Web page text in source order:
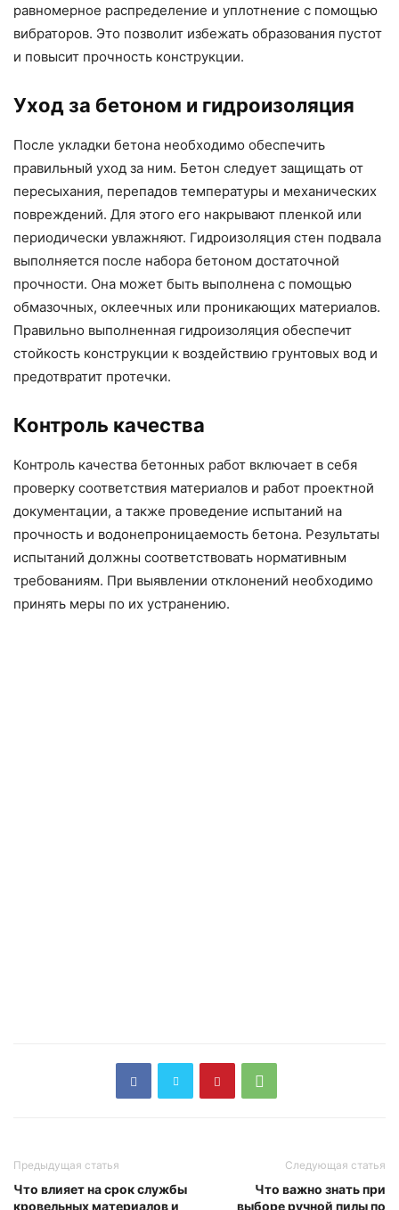
равномерное распределение и уплотнение с помощью
вибраторов. Это позволит избежать образования пустот
и повысит прочность конструкции.
Уход за бетоном и гидроизоляция
После укладки бетона необходимо обеспечить
правильный уход за ним. Бетон следует защищать от
пересыхания, перепадов температуры и механических
повреждений. Для этого его накрывают пленкой или
периодически увлажняют. Гидроизоляция стен подвала
выполняется после набора бетоном достаточной
прочности. Она может быть выполнена с помощью
обмазочных, оклеечных или проникающих материалов.
Правильно выполненная гидроизоляция обеспечит
стойкость конструкции к воздействию грунтовых вод и
предотвратит протечки.
Контроль качества
Контроль качества бетонных работ включает в себя
проверку соответствия материалов и работ проектной
документации, а также проведение испытаний на
прочность и водонепроницаемость бетона. Результаты
испытаний должны соответствовать нормативным
требованиям. При выявлении отклонений необходимо
принять меры по их устранению.
Предыдущая статья
Что влияет на срок службы
кровельных материалов и
Следующая статья
Что важно знать при
выборе ручной пилы по